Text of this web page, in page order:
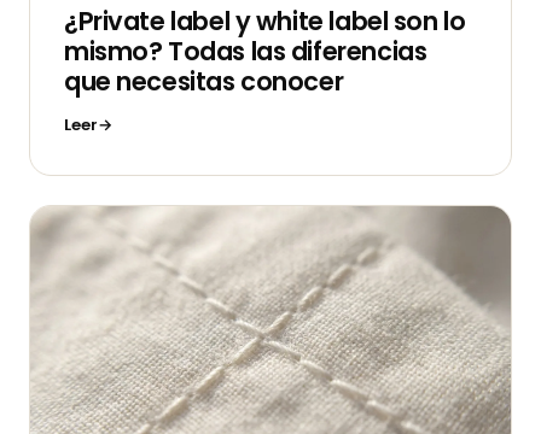
¿Private label y white label son lo
mismo? Todas las diferencias
que necesitas conocer
Leer